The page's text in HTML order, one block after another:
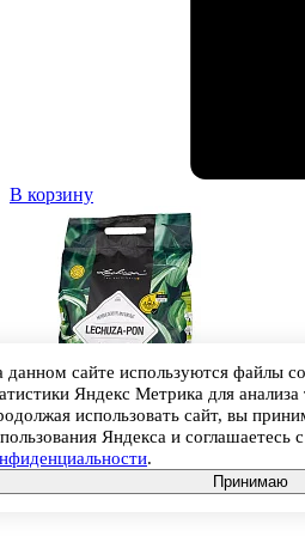
В корзину
данном сайте используются файлы
Яндекс Метрика для анализа
использовать сайт, вы
Яндекса и соглашаетесь
.
Принимаю